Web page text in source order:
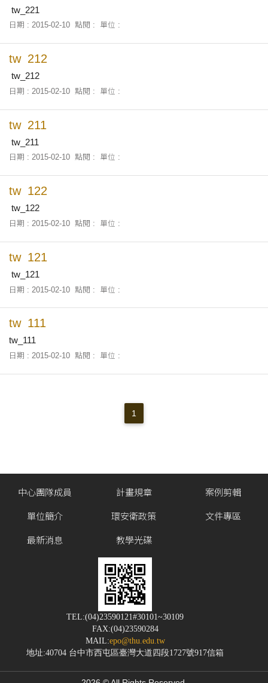
tw_221
日期 : 2015-02-10 點閱 : 單位 :
tw_212
tw_212
日期 : 2015-02-10 點閱 : 單位 :
tw_211
tw_211
日期 : 2015-02-10 點閱 : 單位 :
tw_122
tw_122
日期 : 2015-02-10 點閱 : 單位 :
tw_121
tw_121
日期 : 2015-02-10 點閱 : 單位 :
tw_111
tw_111
日期 : 2015-02-10 點閱 : 單位 :
1
中心團隊成員
單位簡介
最新消息
計畫規章
環安衛政策
教學光碟
案例剪輯
文件專區
TEL:(04)23590121#30101~30109
FAX:(04)23590284
MAIL:epo@thu.edu.tw
地址:40704 台中市西屯區臺灣大道四段1727號917信箱